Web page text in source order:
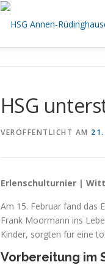
HSG
VERÖFFENTLICHT AM 21.
Erlenschulturnier |
Am 15. Februar fand das
Frank Moormann ins
Kinder, sorgten für eine
Vorbereitung im